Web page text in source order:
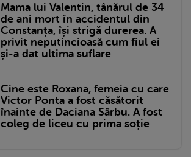
Mama lui Valentin, tânărul de 34
de ani mort în accidentul din
Constanța, își strigă durerea. A
privit neputincioasă cum fiul ei
și-a dat ultima suflare
Cine este Roxana, femeia cu care
Victor Ponta a fost căsătorit
înainte de Daciana Sârbu. A fost
coleg de liceu cu prima soție